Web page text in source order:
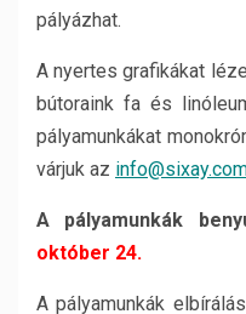
pályázhat.
A nyertes grafikákat
bútoraink fa és
pályamunkákat
várjuk az
A pályamunkák
október 24.
A pályamunkák